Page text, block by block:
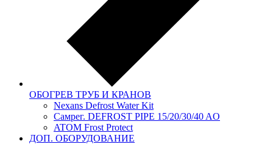
ОБОГРЕВ ТРУБ И КРАНОВ
Nexans Defrost Water Kit
Самрег. DEFROST PIPE 15/20/30/40 AO
ATOM Frost Protect
ДОП. ОБОРУДОВАНИЕ